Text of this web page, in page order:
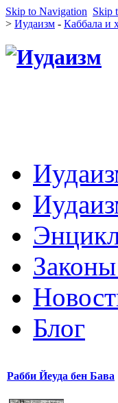
Skip to Navigation Skip
> Иудаизм - Каббала и
Блог
Рабби Йеуда бен Бава